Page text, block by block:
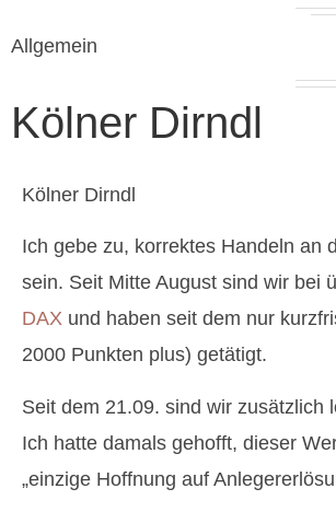
Allgemein
Kölner Dirndl
Kölner Dirndl
Ich gebe zu, korrektes Handeln an
sein. Seit Mitte August sind wir bei
DAX und haben seit dem nur
2000 Punkten plus) getätigt.
Seit dem 21.09. sind wir zusätzlich
Ich hatte damals gehofft, dieser
„einzige Hoffnung auf